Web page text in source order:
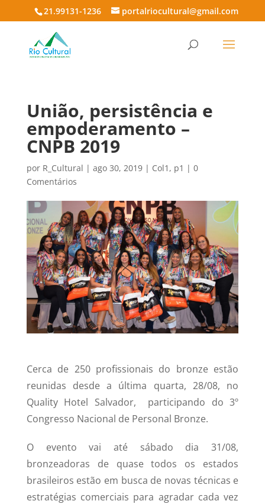
21.99131-1236 portalriocultural@gmail.com
União, persistência e
empoderamento –
CNPB 2019
por R_Cultural | ago 30, 2019| Col1 , p1 | 0
Comentários
Cerca de 250 profissionais do bronze estão
reunidas desde a última quarta, 28/08, no
Quality Hotel Salvador, participando do 3º
Congresso Nacional de Personal Bronze.
O evento vai até sábado dia 31/08,
bronzeadoras de quase todos os estados
brasileiros estão em busca de novas técnicas e
estratégias comerciais para agradar cada vez